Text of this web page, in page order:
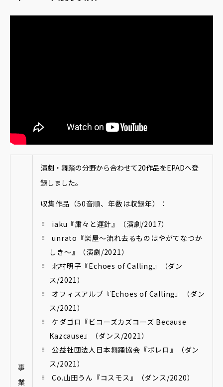
事
業
演劇・舞踏の分野から合わせて20作品をEPADへ登
録しました。
収集作品（50音順、年数は収録年）：
iaku『粛々と運針』（演劇/2017）
unrato『楽屋～流れ去るものはやがてなつか
しき～』（演劇/2021）
北村明子『Echoes of Calling』（ダン
ス/2021）
オフィスアルブ『Echoes of Calling』（ダン
ス/2021）
ケダゴロ『ビコーズカズコーズ Because
Kazcause』（ダンス/2021）
公益社団法人日本舞踊協会『ボレロ』（ダン
ス/2021）
Co.山田うん『コスモス』（ダンス/2020）